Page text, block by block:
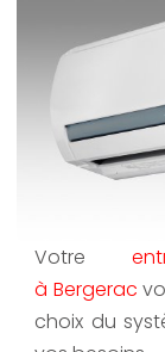
Votre
à Bergerac
choix du